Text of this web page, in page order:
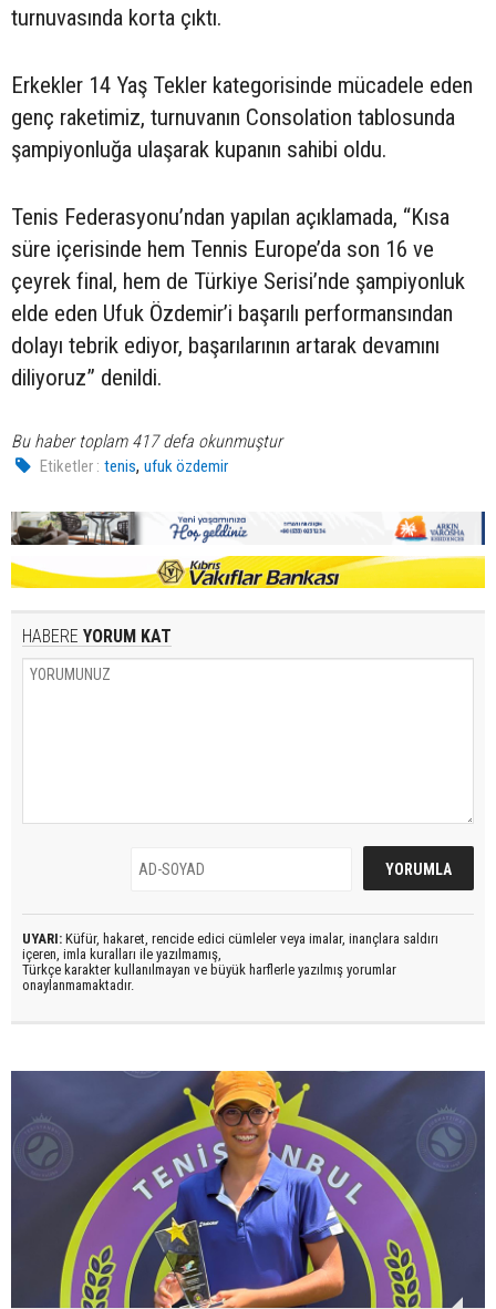
turnuvasında korta çıktı.
Erkekler 14 Yaş Tekler kategorisinde mücadele eden
genç raketimiz, turnuvanın Consolation tablosunda
şampiyonluğa ulaşarak kupanın sahibi oldu.
Tenis Federasyonu’ndan yapılan açıklamada, “Kısa
süre içerisinde hem Tennis Europe’da son 16 ve
çeyrek final, hem de Türkiye Serisi’nde şampiyonluk
elde eden Ufuk Özdemir’i başarılı performansından
dolayı tebrik ediyor, başarılarının artarak devamını
diliyoruz” denildi.
Bu haber toplam 417 defa okunmuştur
Etiketler : tenis,ufuk özdemir
HABERE YORUM KAT
UYARI: Küfür, hakaret, rencide edici cümleler veya imalar, inançlara saldırı
içeren, imla kuralları ile yazılmamış,
Türkçe karakter kullanılmayan ve büyük harflerle yazılmış yorumlar
onaylanmamaktadır.